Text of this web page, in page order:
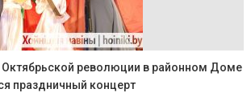
революции в районном Доме
праздничный концерт